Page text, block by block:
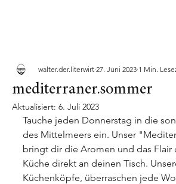
mediterraner.sommer
walter.der.literwirt 27. Juni 2023 1 Min.
Aktualisiert: 6. Juli 2023
Tauche jeden Donnerstag in die
des Mittelmeers ein. Unser
bringt dir die Aromen und das Flair
Küche direkt an deinen Tisch.
Küchenköpfe, überraschen jede